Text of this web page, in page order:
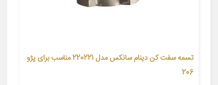
تسمه سفت کن دینام سانکس مدل 220221 مناسب برای پژو
206